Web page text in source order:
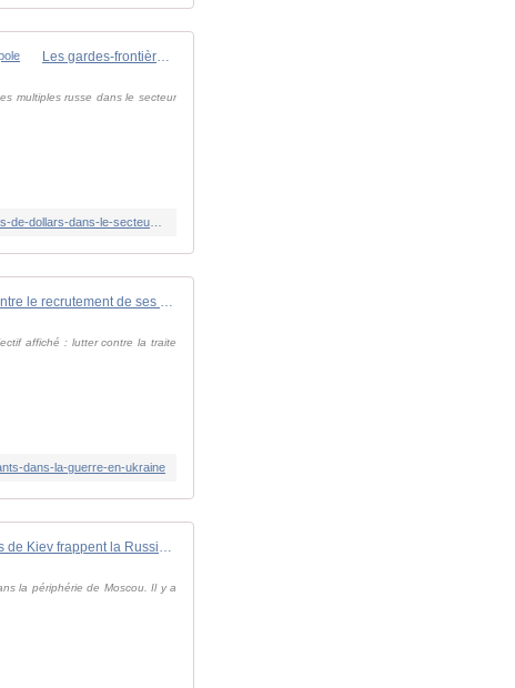
Les gardes-frontières ukrainiens anéantissent un " Tornado-S " russe de 15 millions de dollars dans le secteur de Houliaïpole
multiples russe dans le secteur
Le Kenya veut lutter contre le recrutement de ses ressortissants dans la guerre en Ukraine
affiché : lutter contre la traite
dans-la-guerre-en-ukraine
Guerre en Ukraine : les drones de Kiev frappent la Russie dans la profondeur * RFI
la périphérie de Moscou. Il y a